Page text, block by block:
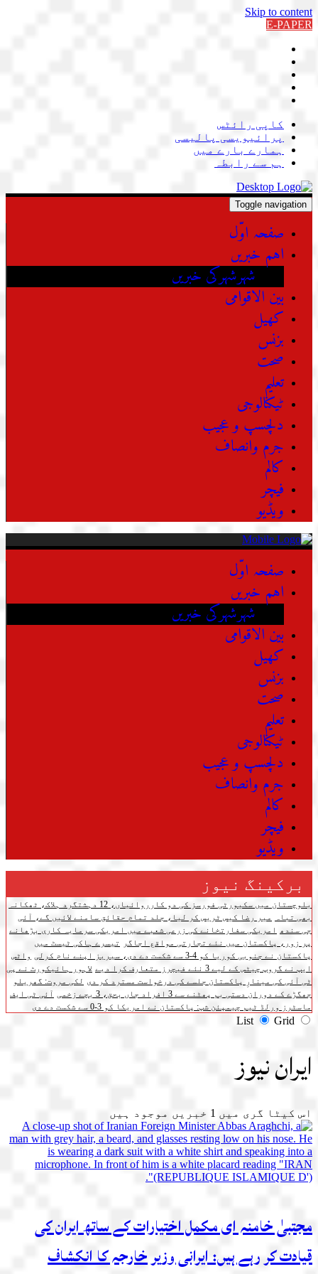
Skip to content
E-PAPER
کاپی رائٹس
پرائیویسی پالیسی
ہمارے بارے میں
ہم سے رابطہ
Toggle navigation
صفحہ اوّل
اہم خبریں
شہرشہرکی خبریں
بین الاقوامی
کھیل
بزنس
صحت
تعلیم
ٹیکنالوجی
دلچسپ و عجیب
جرم وانصاف
کالم
فیچر
ویڈیو
صفحہ اوّل
اہم خبریں
شہرشہرکی خبریں
بین الاقوامی
کھیل
بزنس
صحت
تعلیم
ٹیکنالوجی
دلچسپ و عجیب
جرم وانصاف
کالم
فیچر
ویڈیو
برکینگ نیوز
بلوچستان میں سکیورٹی فورسز کی دو کارروائیاں، 12 دہشتگرد ہلاک، ٹھکانہ
بھی تباہ
میر رضا کیس ٹریس کر لیا، جلد تمام حقائق سامنے لائیں گے، آئی
جی سندھ امریکی سفارتخانے کی زرعی شعبے میں امریکی سرمایہ کاری بڑھانے
پر زور، پاکستان میں نئے تجارتی مواقع اجاگر
تیسرے ہاکی ٹیسٹ میں
پاکستان نے جنوبی کوریا کو 4-3 سے شکست دے دی، سیریز اپنے نام کرلی
واٹس
ایپ نے گروپ چیٹس کے لیے 3 نئے فیچرز متعارف کرا دیے
لاہور ہائیکورٹ نے پی
ٹی آئی کی مینارِ پاکستان جلسے کی درخواست مسترد کر دی لکی مروت: گھریلو
جھگڑے کے دوران دستی بم پھٹنے سے 3 افراد جاں بحق، 3 بچے زخمی
آئی ٹی ایف
ماسٹرز ورلڈ ٹیم چیمپئن شپ: پاکستان نے امریکا کو 3-0 سے شکست دے دی
List Grid
ایران نیوز
اس کیٹا گری میں 1 خبریں موجود ہیں
مجتبیٰ خامنہ ای مکمل اختیارات کے ساتھ ایران کی
قیادت کر رہے ہیں: ایرانی وزیر خارجہ کا انکشاف